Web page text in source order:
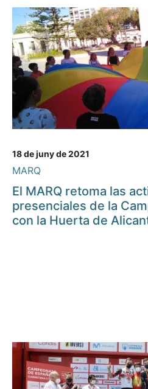
18 de juny de 2021
MARQ
El MARQ retoma las
presenciales de la
con la Huerta de